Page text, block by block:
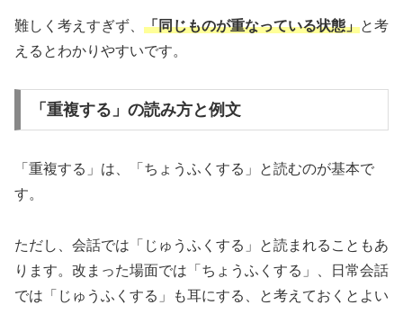
難しく考えすぎず、 「同じものが重なっている状態」と考
えるとわかりやすいです。
「重複する」の読み方と例文
「重複する」は、「ちょうふくする」と読むのが基本で
す。
ただし、会話では「じゅうふくする」と読まれることもあ
ります。改まった場面では「ちょうふくする」、日常会話
では「じゅうふくする」も耳にする、と考えておくとよい